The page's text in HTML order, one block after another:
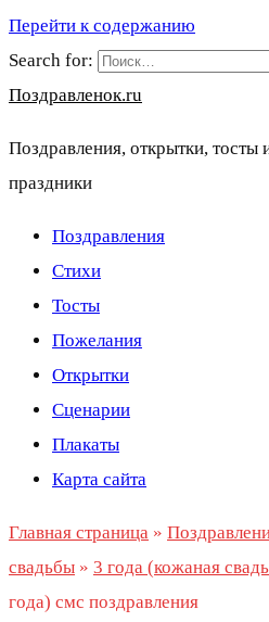
Перейти к содержанию
Search for:
Поздравленок.ru
Поздравления, открытки, тосты
праздники
Поздравления
Стихи
Тосты
Пожелания
Открытки
Сценарии
Плакаты
Карта сайта
Главная страница »
свадьбы » 3 года (кожаная
года) смс поздравления